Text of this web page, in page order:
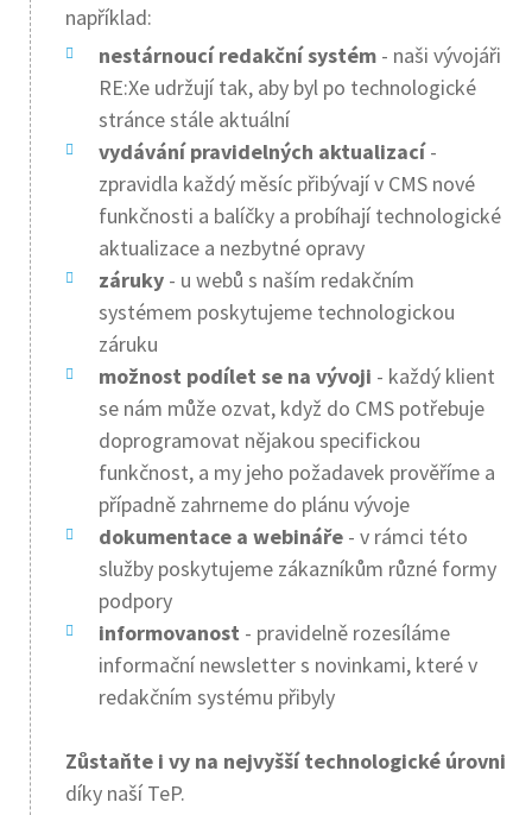
například:
nestárnoucí redakční systém - naši vývojáři
RE:Xe udržují tak, aby byl po technologické
stránce stále aktuální
vydávání pravidelných aktualizací-
zpravidla každý měsíc přibývají v CMS nové
funkčnosti a balíčky a probíhají technologické
aktualizace a nezbytné opravy
záruky - u webů s naším redakčním
systémem poskytujeme technologickou
záruku
možnost podílet se na vývoji - každý klient
se nám může ozvat, když do CMS potřebuje
doprogramovat nějakou specifickou
funkčnost, a my jeho požadavek prověříme a
případně zahrneme do plánu vývoje
dokumentace a webináře - v rámci této
služby poskytujeme zákazníkům různé formy
podpory
informovanost - pravidelně rozesíláme
informační newsletter s novinkami, které v
redakčním systému přibyly
Zůstaňte i vy na nejvyšší technologické úrovni
díky naší TeP.